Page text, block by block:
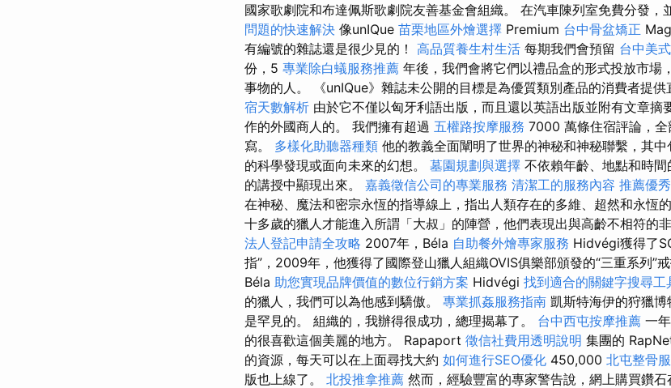
國家歌劇院和布達佩斯歌劇院友善基金會組織。 在汽車陳列室免費分發，
問題的快速解決 像unIQue 苗栗地區外燴選擇 Premium 台中骨盆矯正
有編號的雜誌還是很少見的！ 高品質養生村生活 每期我們會預留 台中美
份，5 專業除白蟻服務推薦 年後，我們會將它們以禮品盒的形式投放市場
事物的人。 《unIQue》雜誌未公開的目標是為優質類別產品的消費者提供
宿天數解析 由於它不僅以匈牙利語出版，而且還以英語出版並附有文章摘
作的外國商人的。 我們擁有超過 五權路按摩服務 7000 萬條住宿評論，
寫。 多樣化助聽器種類 他的教義全面闡明了世界的神秘和神秘聯繫，其
的科學發現或面向未來的幻想。 墓園規劃與選擇 不依賴年齡、地點和時
的講授中顯現出來。 嘉義徵信公司的專業服務 清潔工的服務內容 推薦優
在神秘、魔法和密宗永恆的指導線上，指出人類存在的多維、超然和永恆
十多歲的獵人才能進入所謂「大叔」的陣營，他們表現出與高齡不相符的
法人登記申請全攻略 2007年，Béla 自助餐外燴專家服務 Hidvégi獲得了
指”，2009年，他獲得了國際登山獵人組織OVIS俱樂部頒發的“三重系列”戒
Béla 助您實現品牌價值的數位行銷方案 Hidvégi 找到適合的關鍵字搜尋工
的獵人，我們可以為他感到驕傲。 專業抓姦服務指南 凱斯特海伊的狩獵
是罕見的。 組織的，我辦得很成功，總理揭幕了。 台中西屯按摩推薦 一
的很喜歡這個美麗的地方。 Rapaport 徵信社費用透明說明 集團的
的資源，每天可以在上面尋找大約 如何進行SEO優化 450,000 北屯整骨
版也上線了。 北投推拿推薦 然而，經驗豐富的專家警告說，網上購買鑽